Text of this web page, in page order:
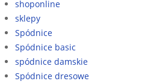
shoponline
sklepy
Spódnice
Spódnice basic
spódnice damskie
Spódnice dresowe